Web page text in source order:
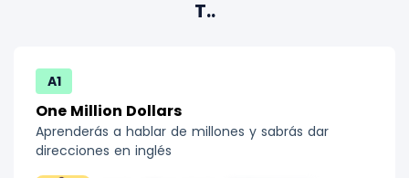
T..
One Million Dollars
Aprenderás a hablar de millones y sabrás dar
direcciones en inglés
A1